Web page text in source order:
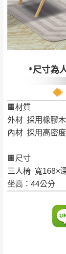
*尺寸為
🟧材質
外材 採用橡膠
內材 採用高密
🟧尺寸
三人椅 寬168×
坐高：44公分
到貨時間
台北市、新
暫無配送地
雄、屏東、宜蘭
加收說明
完成出貨15
工作天內送
退換貨說明
公司
皆由
是全
包裝
性)，
電腦
際商
訂購
訂購